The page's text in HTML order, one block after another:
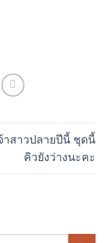
าสาวปลายปีนี้ ชุดนี้
คิวยังว่างนะคะ